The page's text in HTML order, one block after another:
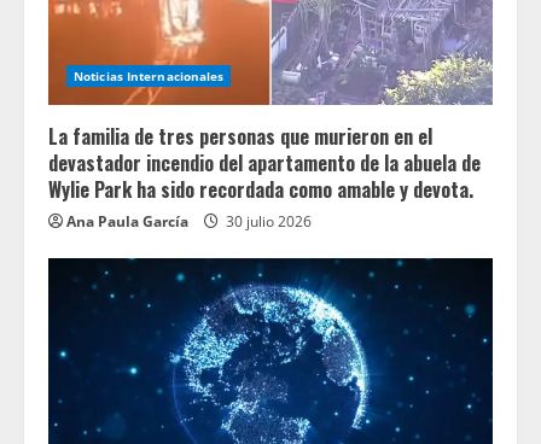
Noticias Internacionales
La familia de tres personas que murieron en el
devastador incendio del apartamento de la abuela de
Wylie Park ha sido recordada como amable y devota.
Ana Paula García 30 julio 2026